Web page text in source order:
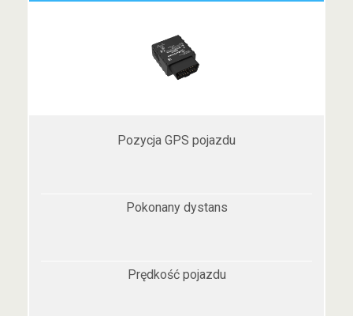
Pozycja GPS pojazdu
Pokonany dystans
Prędkość pojazdu